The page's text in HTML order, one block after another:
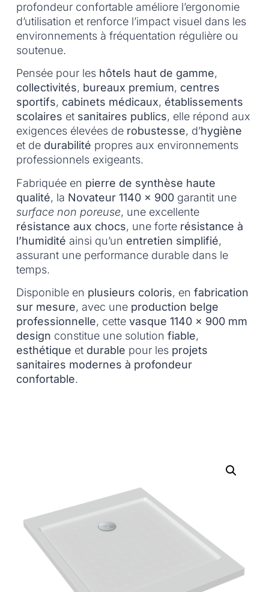
profondeur confortable améliore l’ergonomie
d’utilisation et renforce l’impact visuel dans les
environnements à fréquentation régulière ou
soutenue.
Pensée pour les hôtels haut de gamme,
collectivités, bureaux premium, centres
sportifs, cabinets médicaux, établissements
scolaires et sanitaires publics, elle répond aux
exigences élevées de robustesse, d’hygiène
et de durabilité propres aux environnements
professionnels exigeants.
Fabriquée en pierre de synthèse haute
qualité, la Novateur 1140 x 900garantit une
surface non poreuse, une excellente
résistance aux chocs, une forte résistance à
l’humidité ainsi qu’un entretien simplifié,
assurant une performance durable dans le
temps.
Disponible en plusieurs coloris, en fabrication
sur mesure, avec une production belge
professionnelle, cette vasque 1140 x 900 mm
design constitue une solution fiable,
esthétique et durable pour les projets
sanitaires modernes à profondeur
confortable.